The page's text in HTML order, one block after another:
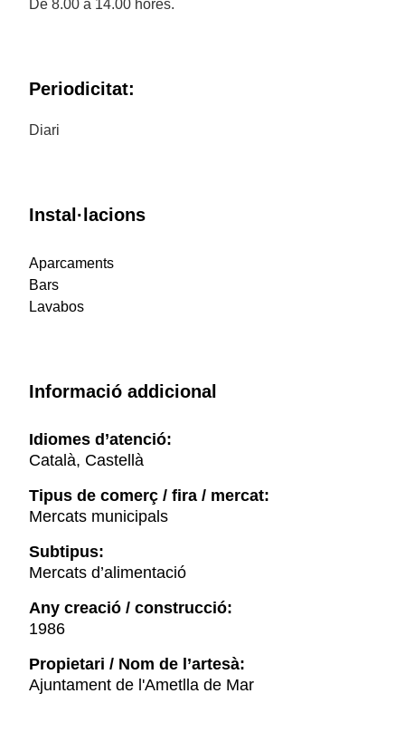
De 8.00 a 14.00 hores.
Periodicitat:
Diari
Instal·lacions
Aparcaments
Bars
Lavabos
Informació addicional
Idiomes d’atenció:
Català, Castellà
Tipus de comerç / fira / mercat:
Mercats municipals
Subtipus:
Mercats d’alimentació
Any creació / construcció:
1986
Propietari / Nom de l’artesà:
Ajuntament de l'Ametlla de Mar